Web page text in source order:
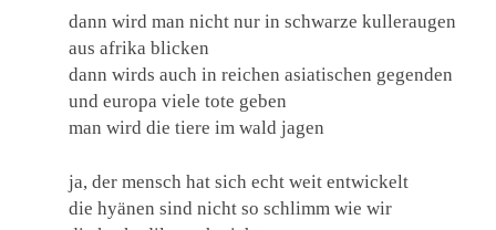
dann wird man nicht nur in schwarze kulleraugen
aus afrika blicken
dann wirds auch in reichen asiatischen gegenden
und europa viele tote geben
man wird die tiere im wald jagen
ja, der mensch hat sich echt weit entwickelt
die hyänen sind nicht so schlimm wie wir